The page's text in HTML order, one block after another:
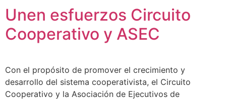
Unen esfuerzos Circuito
Cooperativo y ASEC
Con el propósito de promover el crecimiento y
desarrollo del sistema cooperativista, el Circuito
Cooperativo y la Asociación de Ejecutivos de